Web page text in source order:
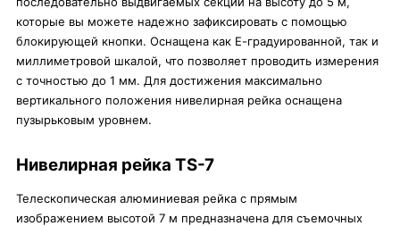
которые вы можете надежно зафиксировать с помощью
блокирующей кнопки. Оснащена как Е-градуированной, так и
миллиметровой шкалой, что позволяет проводить измерения
с точностью до 1 мм. Для достижения максимально
вертикального положения нивелирная рейка оснащена
пузырьковым уровнем.
Нивелирная рейка TS-7
Телескопическая алюминиевая рейка с прямым
изображением высотой 7 м предназначена для съемочных